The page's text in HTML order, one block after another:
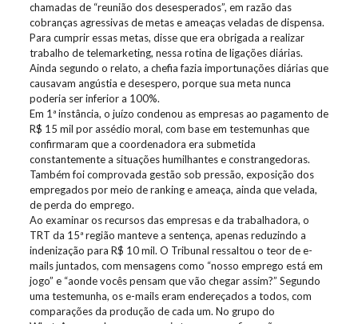
chamadas de “reunião dos desesperados”, em razão das
cobranças agressivas de metas e ameaças veladas de dispensa.
Para cumprir essas metas, disse que era obrigada a realizar
trabalho de telemarketing, nessa rotina de ligações diárias.
Ainda segundo o relato, a chefia fazia importunações diárias que
causavam angústia e desespero, porque sua meta nunca
poderia ser inferior a 100%.
Em 1ª instância, o juízo condenou as empresas ao pagamento de
R$ 15 mil por assédio moral, com base em testemunhas que
confirmaram que a coordenadora era submetida
constantemente a situações humilhantes e constrangedoras.
Também foi comprovada gestão sob pressão, exposição dos
empregados por meio de ranking e ameaça, ainda que velada,
de perda do emprego.
Ao examinar os recursos das empresas e da trabalhadora, o
TRT da 15ª região manteve a sentença, apenas reduzindo a
indenização para R$ 10 mil. O Tribunal ressaltou o teor de e-
mails juntados, com mensagens como “nosso emprego está em
jogo” e “aonde vocês pensam que vão chegar assim?” Segundo
uma testemunha, os e-mails eram endereçados a todos, com
comparações da produção de cada um. No grupo do